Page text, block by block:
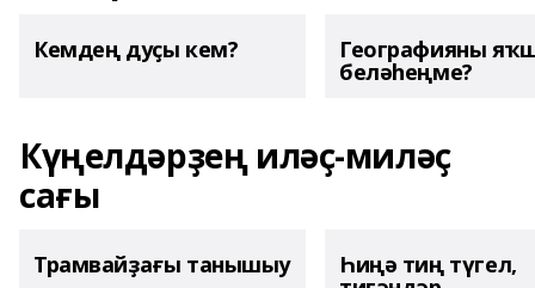
Кемдең дуҫы кем? Географияны
беләһеңме?
Күңелдәрҙең иләҫ-миләҫ
сағы
Трамвайҙағы танышыу Һиңә тиң түгел,